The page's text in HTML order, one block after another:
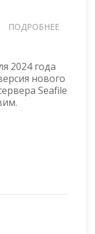
ПОДРОБНЕЕ
LINUX
—
2024 года
нового
Seafile